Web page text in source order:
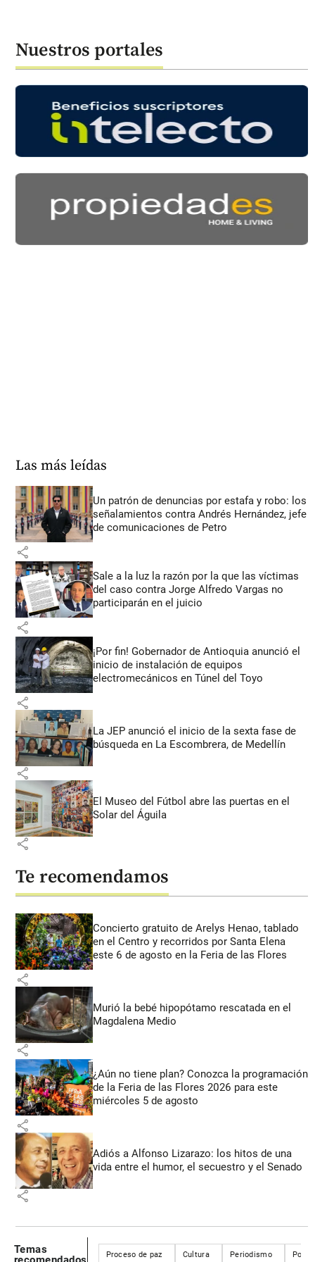
Nuestros portales
Las más leídas
Un patrón de denuncias por estafa y robo: los
señalamientos contra Andrés Hernández, jefe
de comunicaciones de Petro
share
Sale a la luz la razón por la que las víctimas
del caso contra Jorge Alfredo Vargas no
participarán en el juicio
share
¡Por fin! Gobernador de Antioquia anunció el
inicio de instalación de equipos
electromecánicos en Túnel del Toyo
share
La JEP anunció el inicio de la sexta fase de
búsqueda en La Escombrera, de Medellín
share
El Museo del Fútbol abre las puertas en el
Solar del Águila
share
Te recomendamos
Concierto gratuito de Arelys Henao, tablado
en el Centro y recorridos por Santa Elena
este 6 de agosto en la Feria de las Flores
share
Murió la bebé hipopótamo rescatada en el
Magdalena Medio
share
¿Aún no tiene plan? Conozca la programación
de la Feria de las Flores 2026 para este
miércoles 5 de agosto
share
Adiós a Alfonso Lizarazo: los hitos de una
vida entre el humor, el secuestro y el Senado
share
Temas
Proceso de paz Cultura Periodismo